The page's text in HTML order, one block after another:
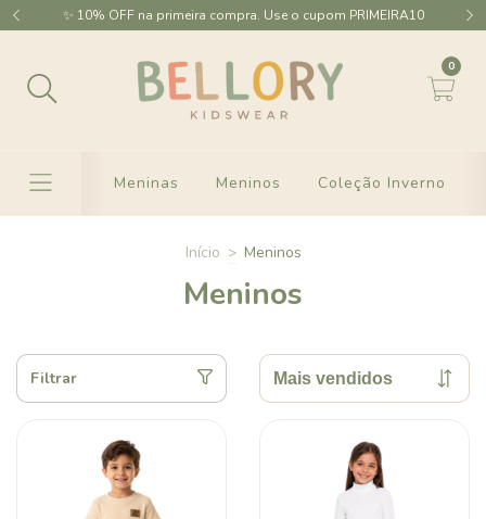
✨ 10% OFF na primeira compra. Use o cupom PRIMEIRA10
0
Meninas Meninos Coleção Inverno
Início > Meninos
Meninos
Filtrar